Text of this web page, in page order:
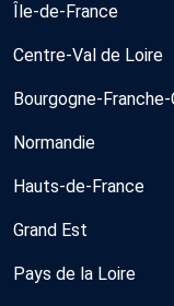
Île-de-France
Centre-Val de Loire
Bourgogne-
Normandie
Hauts-de-France
Grand Est
Pays de la Loire